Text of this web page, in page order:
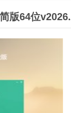
版64位